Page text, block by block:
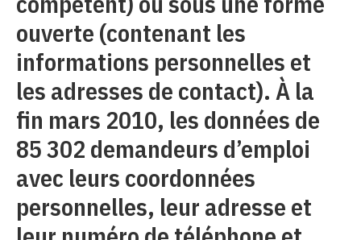
ouverte (contenant les
informations personnelles et
les adresses de contact). À la
fin mars 2010, les données de
85 302 demandeurs d’emploi
avec leurs coordonnées
personnelles, leur adresse et